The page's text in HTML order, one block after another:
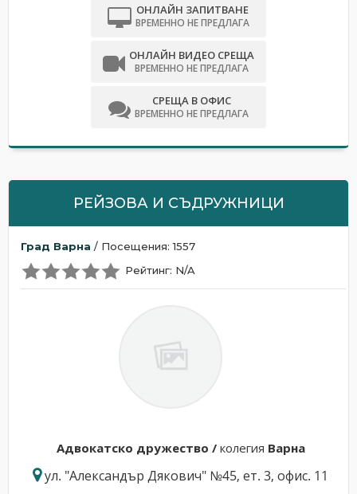
ОНЛАЙН ЗАПИТВАНЕ
ВРЕМЕННО НЕ ПРЕДЛАГА
ОНЛАЙН ВИДЕО СРЕЩА
ВРЕМЕННО НЕ ПРЕДЛАГА
СРЕЩА В ОФИС
ВРЕМЕННО НЕ ПРЕДЛАГА
РЕЙЗОВА И СЪДРУЖНИЦИ
Град Варна / Посещения: 1557
Рейтинг: N/A
Адвокатскo дружествo / колегия Варна
ул. "Александър Дякович" №45, ет. 3, офис. 11